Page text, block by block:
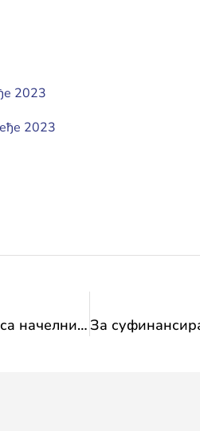
2023
2023
Министрица Сања Влаисављевић на састанку сa начелником Опћине Томиславград, Иваном Бунтићем